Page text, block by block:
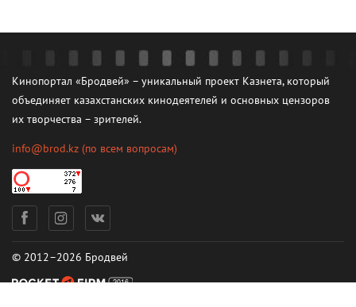
Кинопортал «Бродвей» – уникальный проект Казнета, который
объединяет казахстанских кинодеятелей и основных цензоров
их творчества – зрителей.
info@brod.kz (по всем вопросам)
© 2012–2026 Бродвей